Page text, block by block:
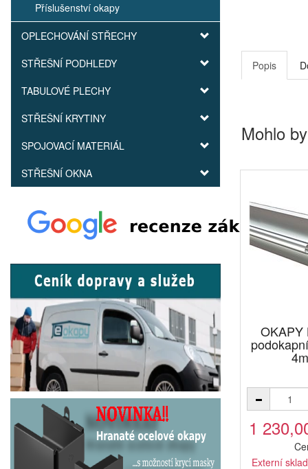
Příslušenství okapy
OPLECHOVÁNÍ STŘECHY
STŘEŠNÍ PODHLEDY
TABULOVÉ PLECHY
STŘEŠNÍ KRYTINY
SPOJOVACÍ MATERIÁL
STŘEŠNÍ OKNA
Popis
Mohlo
OKAPY
1
Externí